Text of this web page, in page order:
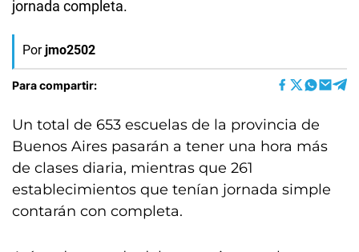
jornada completa.
Por jmo2502
Para compartir:
Un total de 653 escuelas de la provincia de
Buenos Aires pasarán a tener una hora más
de clases diaria, mientras que 261
establecimientos que tenían jornada simple
contarán con completa.